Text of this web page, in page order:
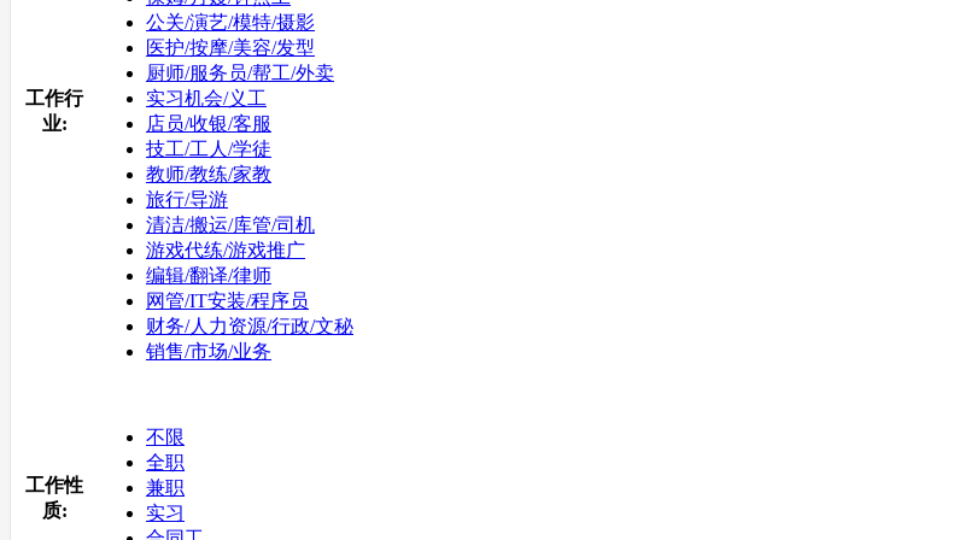
工作行
业:
公关/演艺/模特/摄影
医护/按摩/美容/发型
厨师/服务员/帮工/外卖
实习机会/义工
店员/收银/客服
技工/工人/学徒
教师/教练/家教
旅行/导游
清洁/搬运/库管/司机
游戏代练/游戏推广
编辑/翻译/律师
网管/IT安装/程序员
财务/人力资源/行政/文秘
销售/市场/业务
工作性
质:
不限
全职
兼职
实习